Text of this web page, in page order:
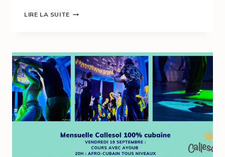
LIRE LA SUITE